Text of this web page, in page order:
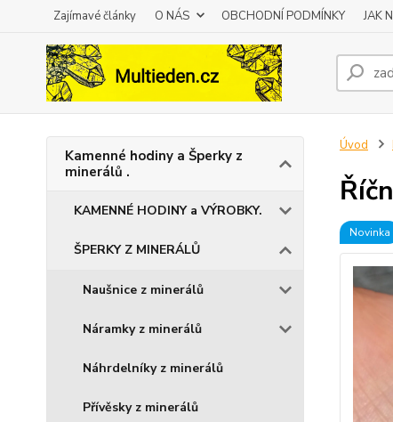
Zajímavé články O NÁS OBCHODNÍ PODMÍNKY JAK
Kamenné hodiny a Šperky z
minerálů .
KAMENNÉ HODINY a VÝROBKY.
ŠPERKY Z MINERÁLŮ
Naušnice z minerálů
Náramky z minerálů
Náhrdelníky z minerálů
Přívěsky z minerálů
Úvod
Novinka